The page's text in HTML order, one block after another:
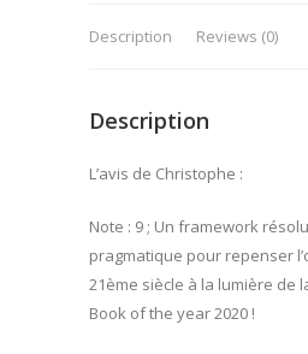
Description Reviews (0)
Description
L’avis de Christophe :
Note : 9 ; Un framework
pragmatique pour repenser
21ème siècle à la lumière de
Book of the year 2020 !